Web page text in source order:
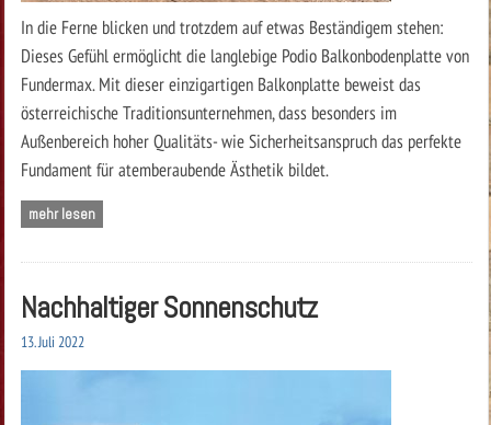
In die Ferne blicken und trotzdem auf etwas Beständigem stehen:
Dieses Gefühl ermöglicht die langlebige Podio Balkonbodenplatte von
Fundermax. Mit dieser einzigartigen Balkonplatte beweist das
österreichische Traditionsunternehmen, dass besonders im
Außenbereich hoher Qualitäts- wie Sicherheitsanspruch das perfekte
Fundament für atemberaubende Ästhetik bildet.
mehr lesen
Nachhaltiger Sonnenschutz
13. Juli 2022